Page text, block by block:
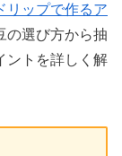
リップで作るア
の選び方から抽
ントを詳しく解